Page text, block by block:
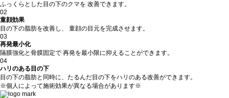
ふっくらとした目の下のクマを 改善できます。
02
童顔効果
目の下の脂肪を改善し、 童顔の目元を完成させます。
03
再発最小化
隔膜強化と骨膜固定で 再発を最小限に抑えることができます。
04
ハリのある目の下
目の下の脂肪と同時に、たるんだ目の下をハリのある改善ができます。
※個人によって施術効果が異なる場合があります※